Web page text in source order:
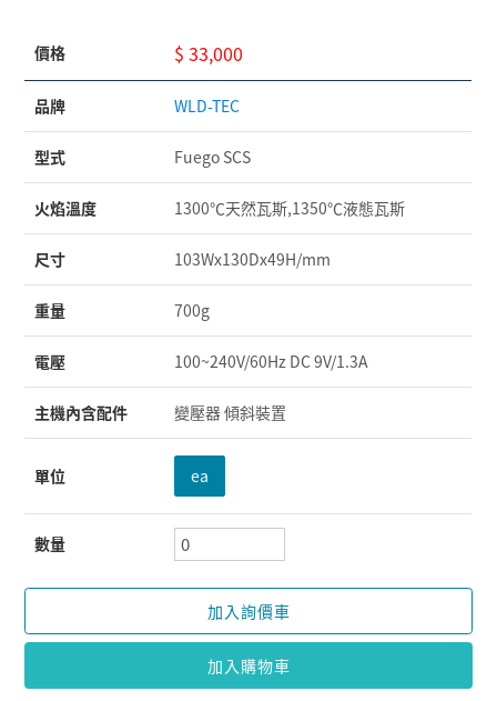
價格 $ 33,000
品牌 WLD-TEC
型式 Fuego SCS
火焰溫度 1300℃天然瓦斯,1350℃液態瓦斯
尺寸 103Wx130Dx49H/mm
重量 700g
電壓 100~240V/60Hz DC 9V/1.3A
主機內含配件 變壓器 傾斜裝置
單位 ea
數量
加入詢價車
加入購物車